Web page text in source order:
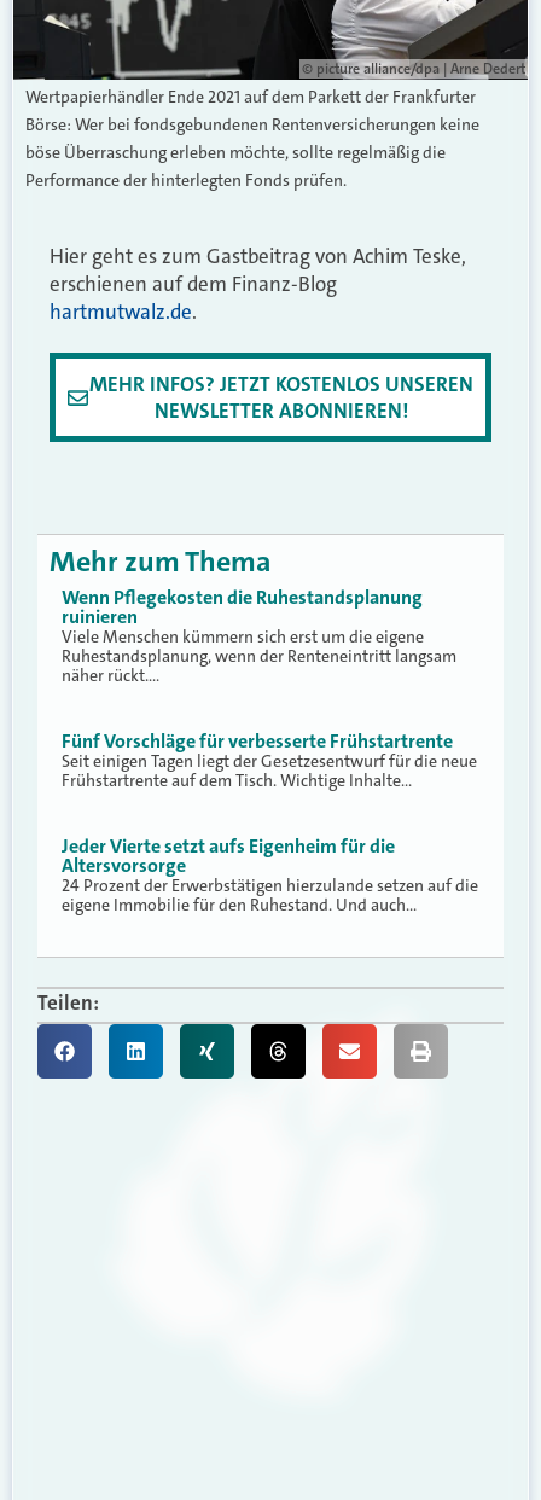
© picture alliance/dpa | Arne Dedert
Wertpapierhändler Ende 2021 auf dem Parkett der Frankfurter
Börse: Wer bei fondsgebundenen Rentenversicherungen keine
böse Überraschung erleben möchte, sollte regelmäßig die
Performance der hinterlegten Fonds prüfen.
Hier geht es zum Gastbeitrag von Achim Teske,
erschienen auf dem Finanz-Blog
hartmutwalz.de.
MEHR INFOS? JETZT KOSTENLOS UNSEREN
NEWSLETTER ABONNIEREN!
Mehr zum Thema
Wenn Pflegekosten die Ruhestandsplanung
ruinieren
Viele Menschen kümmern sich erst um die eigene
Ruhestandsplanung, wenn der Renteneintritt langsam
näher rückt.…
Fünf Vorschläge für verbesserte Frühstartrente
Seit einigen Tagen liegt der Gesetzesentwurf für die neue
Frühstartrente auf dem Tisch. Wichtige Inhalte…
Jeder Vierte setzt aufs Eigenheim für die
Altersvorsorge
24 Prozent der Erwerbstätigen hierzulande setzen auf die
eigene Immobilie für den Ruhestand. Und auch…
Teilen: